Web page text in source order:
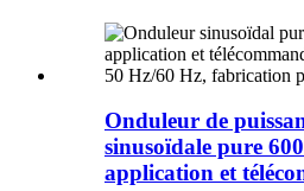
Onduleur de
sinusoïdale pure
application et